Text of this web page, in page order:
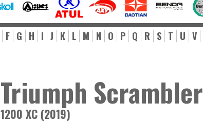
F G H I J K L M N O P Q R S T U V
Triumph Scrambler
1200 XC (2019)